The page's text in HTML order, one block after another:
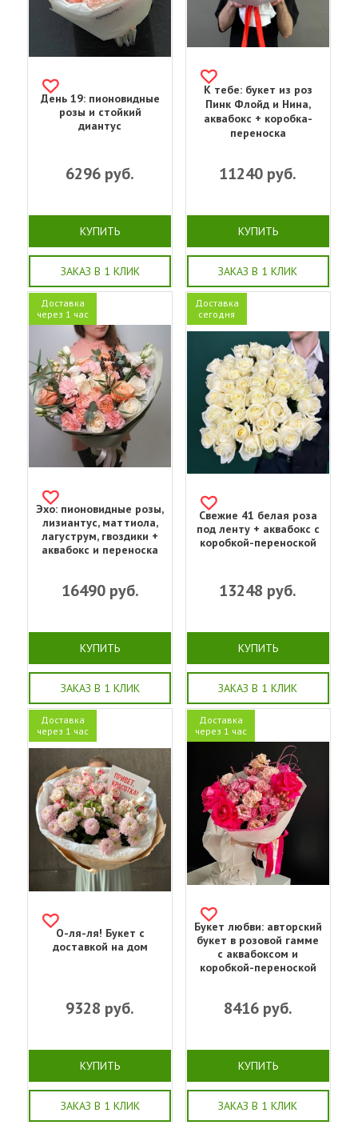
День 19: пионовидные
розы и стойкий
диантус
6296 руб.
КУПИТЬ
ЗАКАЗ В 1 КЛИК
К тебе: букет из роз
Пинк Флойд и Нина,
аквабокс + коробка-
переноска
11240 руб.
КУПИТЬ
ЗАКАЗ В 1 КЛИК
Доставка
через 1 час
Эхо: пионовидные розы,
лизиантус, маттиола,
лагуструм, гвоздики +
аквабокс и переноска
16490руб.
КУПИТЬ
ЗАКАЗ В 1 КЛИК
Доставка
сегодня
Свежие 41 белая роза
под ленту + аквабокс с
коробкой-переноской
13248 руб.
КУПИТЬ
ЗАКАЗ В 1 КЛИК
Доставка
через 1 час
О-ля-ля! Букет с
доставкой на дом
9328 руб.
КУПИТЬ
ЗАКАЗ В 1 КЛИК
Доставка
через 1 час
Букет любви: авторский
букет в розовой гамме
с аквабоксом и
коробкой-переноской
8416руб.
КУПИТЬ
ЗАКАЗ В 1 КЛИК